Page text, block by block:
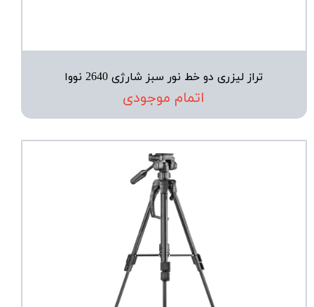
تراز لیزری دو خط نور سبز شارژی 2640 نووا
اتمام موجودی